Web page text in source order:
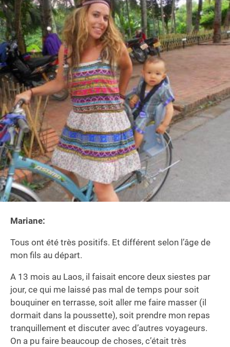
Mariane:
Tous ont été très positifs. Et différent selon l’âge de
mon fils au départ.
A 13 mois au Laos, il faisait encore deux siestes par
jour, ce qui me laissé pas mal de temps pour soit
bouquiner en terrasse, soit aller me faire masser (il
dormait dans la poussette), soit prendre mon repas
tranquillement et discuter avec d’autres voyageurs.
On a pu faire beaucoup de choses, c’était très